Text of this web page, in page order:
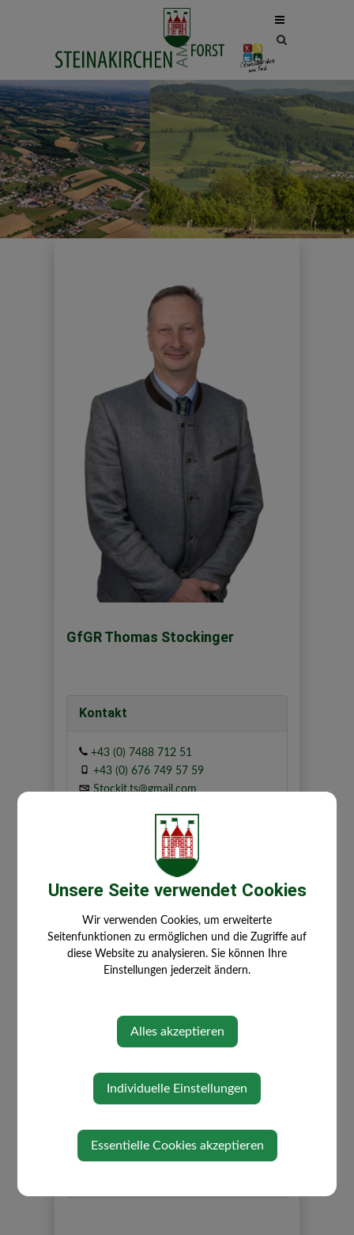
Site
GfGR Thomas Stockinger
Kontakt
+43 (0) 7488 712 51
+43 (0) 676 749 57 59
Stockit.ts@gmail.com
Oed bei Ernegg 9
3261 Steinakirchen am Forst
Partei
Zuständigkeiten
Ausschuss für Straßenbau,
Infrastruktur & Agrar
Volksschule Neumarkt an der Ybbs
Unsere Seite verwendet Cookies
Wir verwenden Cookies, um erweiterte
Seitenfunktionen zu ermöglichen und die Zugriffe auf
diese Website zu analysieren. Sie können Ihre
Einstellungen jederzeit ändern.
Alles akzeptieren
Individuelle Einstellungen
Essentielle Cookies akzeptieren